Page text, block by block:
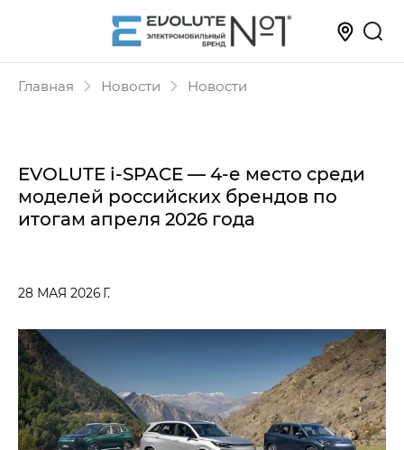
Главная Новости Новости
EVOLUTE i‑SPACE — 4-е место среди
моделей российских брендов по
итогам апреля 2026 года
28 МАЯ 2026 Г.